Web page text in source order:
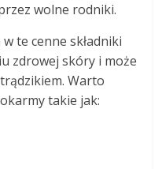
wolne rodniki.
te cenne składniki
zdrowej skóry i może
Warto
takie jak: